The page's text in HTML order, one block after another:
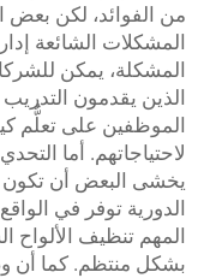
من الفوائد، لكن بعض
المشكلات الشائعة
الذين يقدمون
الموظفين على تعلُّم
لاحتياجاتهم. أما
يخشى البعض أن تكون
الدورية توفر في
المهم تنظيف
بشكل منتظم. كما أن